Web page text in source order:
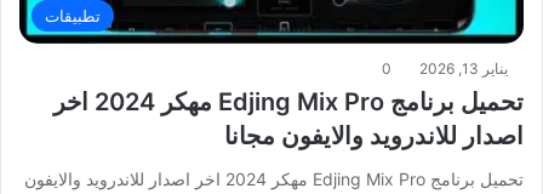
تطبيقات
يناير 13, 2026 0
تحميل برنامج Edjing Mix Pro مهكر 2024 اخر
اصدار للاندرويد والايفون مجانا
تحميل برنامج Edjing Mix Pro مهكر 2024 اخر اصدار للاندرويد والايفون